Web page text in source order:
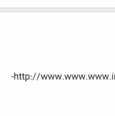
http://www.www.www.iran-eng.ir/showthread.php/268951-